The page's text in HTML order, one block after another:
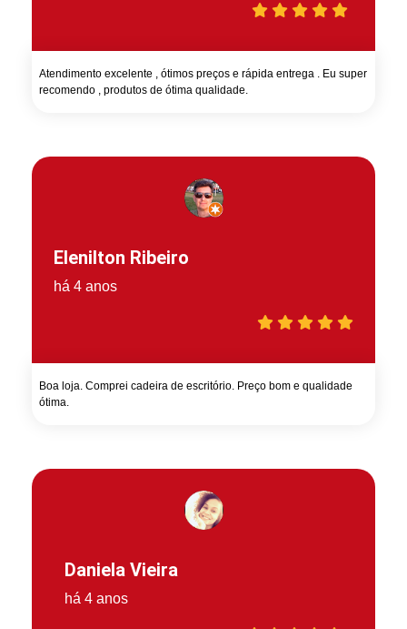
Atendimento excelente , ótimos preços e rápida entrega . Eu super
recomendo , produtos de ótima qualidade.
Elenilton Ribeiro
há 4 anos
Boa loja. Comprei cadeira de escritório. Preço bom e qualidade
ótima.
Daniela Vieira
há 4 anos